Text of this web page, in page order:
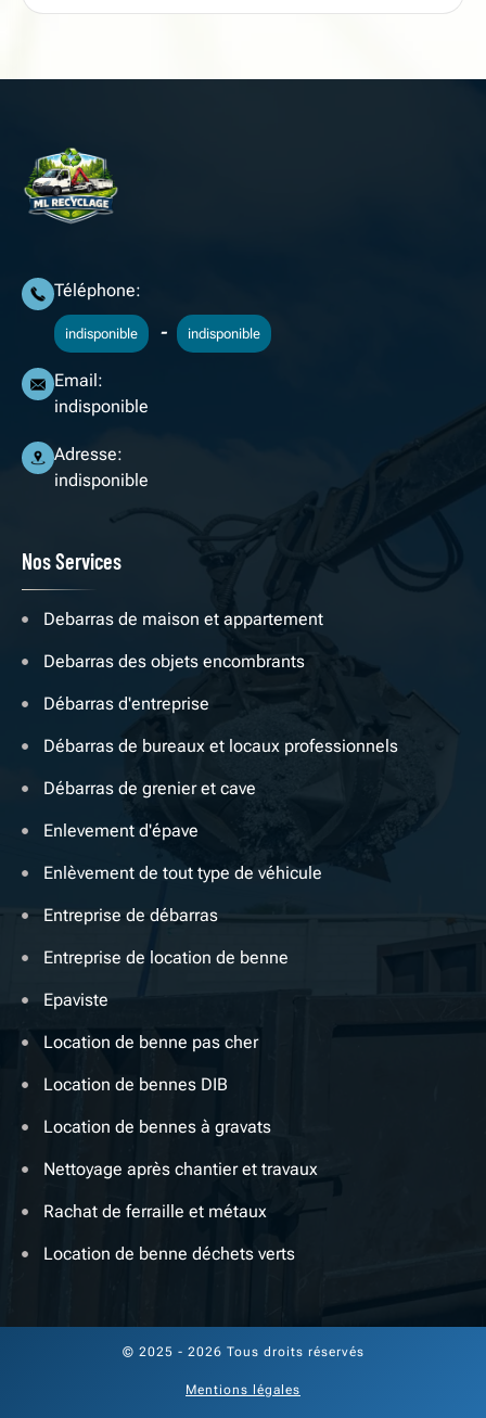
Téléphone:
indisponible - indisponible
Email:
indisponible
Adresse:
indisponible
Nos Services
Debarras de maison et appartement
Debarras des objets encombrants
Débarras d'entreprise
Débarras de bureaux et locaux professionnels
Débarras de grenier et cave
Enlevement d'épave
Enlèvement de tout type de véhicule
Entreprise de débarras
Entreprise de location de benne
Epaviste
Location de benne pas cher
Location de bennes DIB
Location de bennes à gravats
Nettoyage après chantier et travaux
Rachat de ferraille et métaux
Location de benne déchets verts
© 2025 - 2026 Tous droits réservés
Mentions légales